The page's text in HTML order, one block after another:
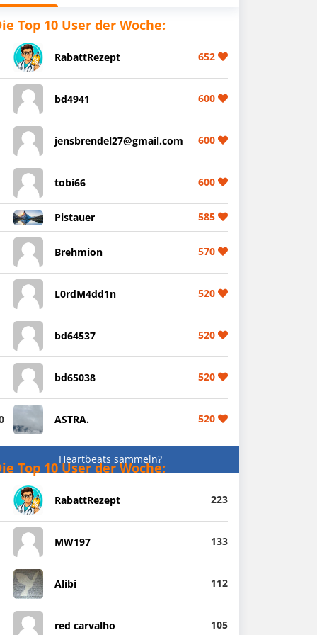
Top 10 User der Woche:
RabattRezept 652
bd4941 600
jensbrendel27@gmail.com 600
tobi66 600
Pistauer 585
Brehmion 570
L0rdM4dd1n 520
bd64537 520
bd65038 520
ASTRA. 520
Heartbeats sammeln?
Top 10 User der Woche:
RabattRezept 223
MW197 133
Alibi 112
red carvalho 105